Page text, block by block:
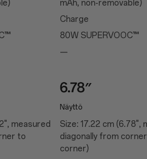
measured
to
mAh, non-removable)
Charge
80W SUPERVOOC™
—
Näyttö
Size: 17.22 cm (6.78",
diagonally from
corner)